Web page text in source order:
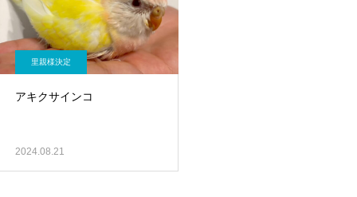
里親様決定
アキクサインコ
2024.08.21